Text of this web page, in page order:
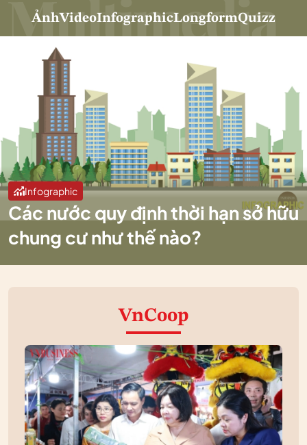
ẢnhVideoInfographicLongformQuizz
Infographic
Các nước quy định thời hạn sở hữu
chung cư như thế nào?
VnCoop